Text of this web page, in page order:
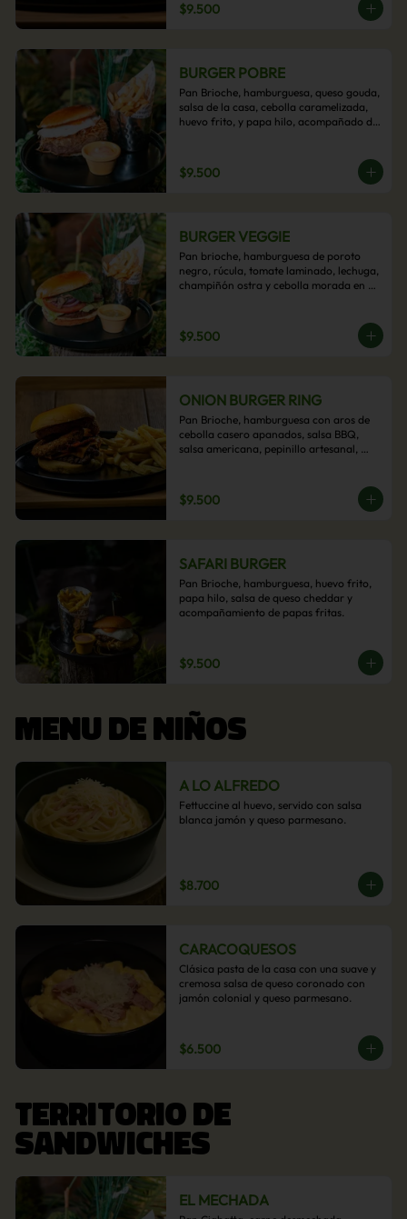
$9.500
BURGER POBRE
Pan Brioche, hamburguesa, queso gouda,
salsa de la casa, cebolla caramelizada,
huevo frito, y papa hilo, acompañado de
$9.500
BURGER VEGGIE
Pan brioche, hamburguesa de poroto
negro, rúcula, tomate laminado, lechuga,
champiñón ostra y cebolla morada en
$9.500
ONION BURGER RING
Pan Brioche, hamburguesa con aros de
cebolla casero apanados, salsa BBQ,
salsa americana, pepinillo artesanal,
papas fritas.
$9.500
SAFARI BURGER
Pan Brioche, hamburguesa, huevo frito,
papa hilo, salsa de queso cheddar y
acompañamiento de papas fritas.
$9.500
MENU DE NIÑOS
A LO ALFREDO
Fettuccine al huevo, servido con salsa
blanca jamón y queso parmesano.
$8.700
CARACOQUESOS
Clásica pasta de la casa con una suave y
cremosa salsa de queso coronado con
jamón colonial y queso parmesano.
$6.500
TERRITORIO DE
SANDWICHES
EL MECHADA